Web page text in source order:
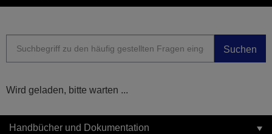
Suchen
Wird geladen, bitte warten ...
Handbücher und Dokumentation